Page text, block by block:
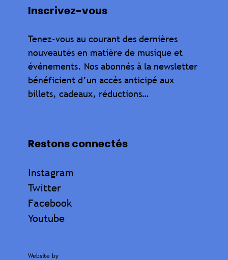
Inscrivez-vous
Tenez-vous au courant des dernières
nouveautés en matière de musique et
événements. Nos abonnés à la newsletter
bénéficient d’un accès anticipé aux
billets, cadeaux, réductions…
Restons connectés
Instagram
Twitter
Facebook
Youtube
Website by